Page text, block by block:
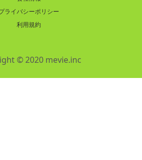
ライバシーポリシー
利用規約
© 2020 mevie.inc